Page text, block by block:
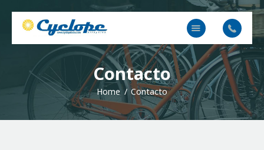
Contacto
Home Contacto
Cyclope Bicicletas
Taller y venta de bicis, eléctricas, mtb en Irun, Hondarribia y Hendaya
Contacto